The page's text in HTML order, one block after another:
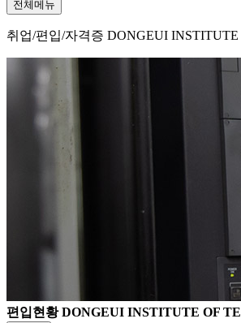
전체메뉴
취업/편입/자격증 DONGEUI
편입현황DONGEUI INSTITUTE OF